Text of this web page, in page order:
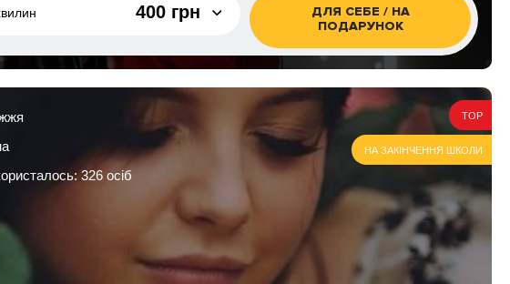
400 грн
800 грн
ДЛЯ СЕБЕ / НА
ПОДАРУНОК
326 осіб
TOP
НА ЗАКІНЧЕННЯ ШКОЛИ